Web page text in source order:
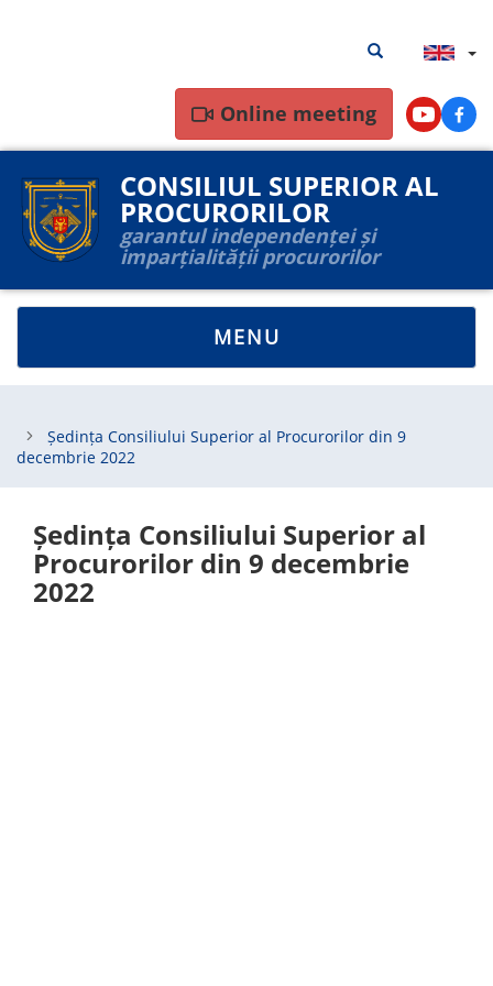
Search
results
Search results
Online meeting Youtube
CONSILIUL SUPERIOR AL
PROCURORILOR
garantul independenței și
imparțialității procurorilor
TOGGLE
NAVIGATION
MENU
Ședința Consiliului Superior al Procurorilor din 9
decembrie 2022
Ședința Consiliului Superior al
Procurorilor din 9 decembrie
2022